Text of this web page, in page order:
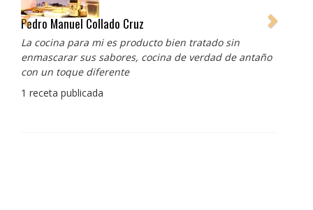
Pedro Manuel Collado Cruz
La cocina para mi es producto bien tratado sin
enmascarar sus sabores, cocina de verdad de antaño
con un toque diferente
1 receta publicada